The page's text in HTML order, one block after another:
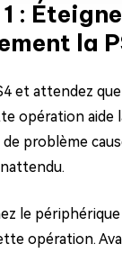
:
la
et attendez
opération aide
de problème
le
opération.